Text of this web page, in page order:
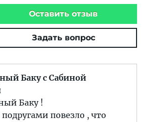
Оставить отзыв
Задать вопрос
Баку с Сабиной
Баку !
повезло , что